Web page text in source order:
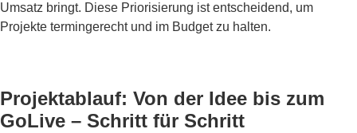
Umsatz bringt. Diese Priorisierung ist entscheidend, um
Projekte termingerecht und im Budget zu halten.
Projektablauf: Von der Idee bis zum
GoLive – Schritt für Schritt